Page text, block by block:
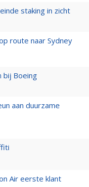
staking in zicht
route naar Sydney
bij Boeing
aan duurzame
Air eerste klant